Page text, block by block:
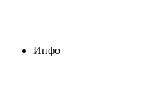
Инфо